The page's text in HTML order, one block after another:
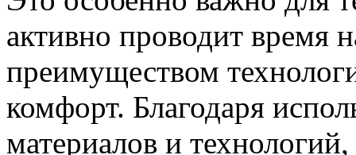
активно проводит
преимуществом
комфорт. Благодаря
материалов и